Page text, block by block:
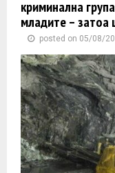
криминална
младите – затоа
posted on 05/08/